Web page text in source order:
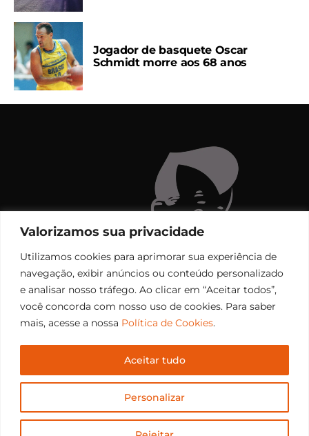
Valorizamos sua privacidade
Utilizamos cookies para aprimorar sua experiência de
navegação, exibir anúncios ou conteúdo personalizado
e analisar nosso tráfego. Ao clicar em “Aceitar todos”,
você concorda com nosso uso de cookies. Para saber
mais, acesse a nossa Política de Cookies.
Personalizar
Aceitar tudo
Jogador de basquete Oscar
Schmidt morre aos 68 anos
Copyright © 2006 – 2026 Rádio Santiago FM. Todos os
direitos reservados.
Desenvolvido porCEOS Tech